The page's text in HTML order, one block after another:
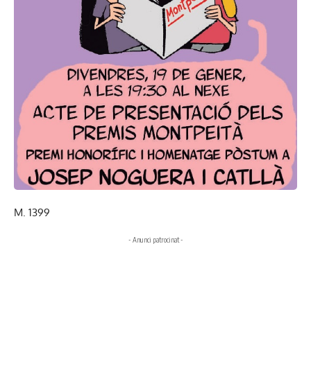
M. 1399
- Anunci patrocinat -